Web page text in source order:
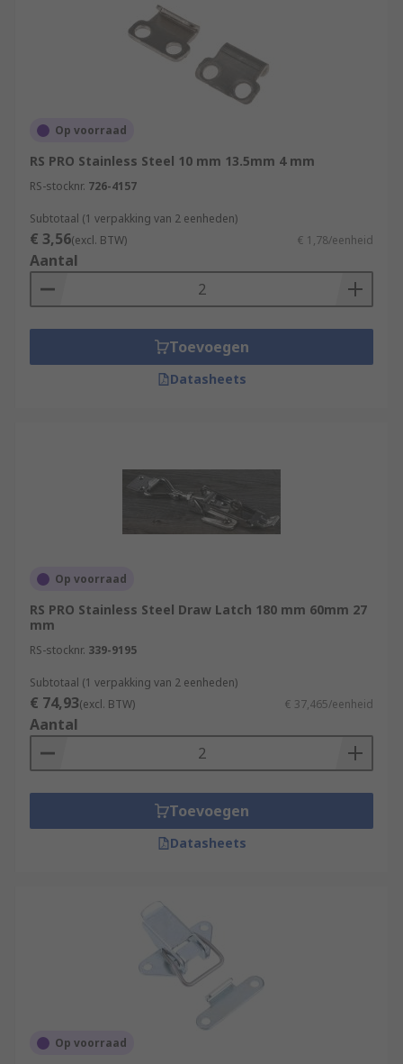
Op voorraad
RS PRO Stainless Steel 10 mm 13.5mm 4 mm
RS-stocknr. 726-4157
Subtotaal (1 verpakking van 2 eenheden)
€ 3,56(excl. BTW) € 1,78/eenheid
Aantal
Toevoegen
Datasheets
Op voorraad
RS PRO Stainless Steel Draw Latch 180 mm 60mm 27
mm
RS-stocknr. 339-9195
Subtotaal (1 verpakking van 2 eenheden)
€ 74,93(excl. BTW) € 37,465/eenheid
Aantal
Toevoegen
Datasheets
Op voorraad